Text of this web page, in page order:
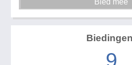
Biedingen
9